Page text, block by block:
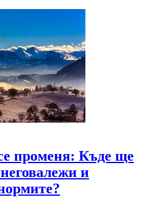
променя: Къде ще
и